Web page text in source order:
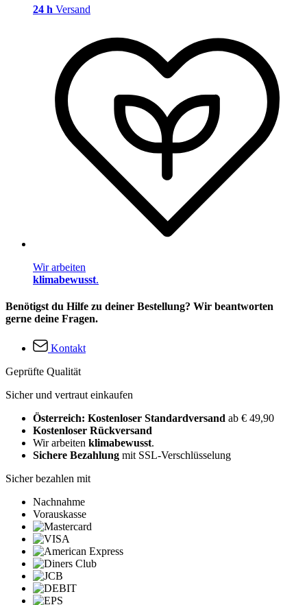
24 h Versand
Wir arbeiten
klimabewusst.
Benötigst du Hilfe zu deiner Bestellung? Wir beantworten
gerne deine Fragen.
Kontakt
Geprüfte Qualität
Sicher und vertraut einkaufen
Österreich: Kostenloser Standardversand ab € 49,90
Kostenloser Rückversand
Wir arbeiten klimabewusst.
Sichere Bezahlung mit SSL-Verschlüsselung
Sicher bezahlen mit
Nachnahme
Vorauskasse